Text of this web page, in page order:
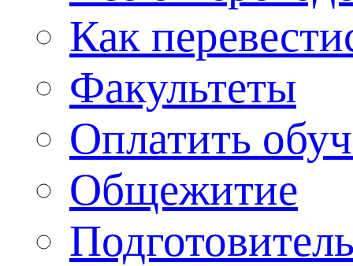
Как
Факультеты
Оплатить
Общежитие